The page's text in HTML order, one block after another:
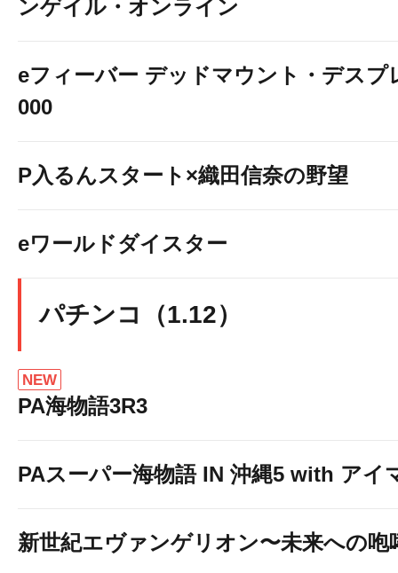
足立区鹿浜周辺にお住まいの
ンゲイル・オンライン
eフィーバー デッドマウント・デスプ
000
P入るんスタート×織田信奈の野望
eワールドダイスター
パチンコ（1.12）
NEW
PA海物語3R3
PAスーパー海物語 IN 沖縄5 with アイ
新世紀エヴァンゲリオン〜未来への咆